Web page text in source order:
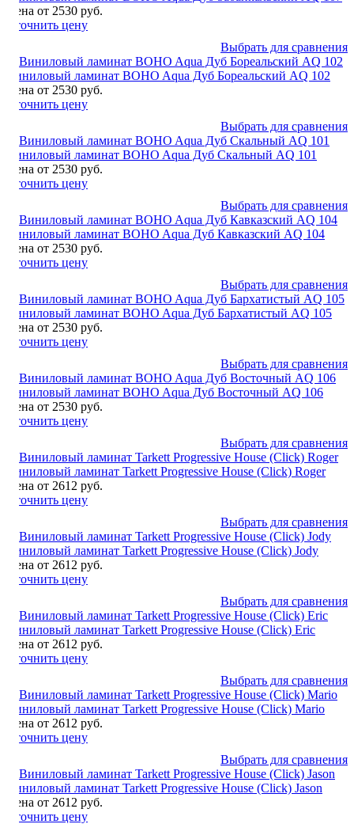
Цена от 2530 руб.
Уточнить цену
Выбрать для сравнения
Виниловый ламинат BOHO Aqua Дуб Бореальский AQ 102
Цена от 2530 руб.
Уточнить цену
Выбрать для сравнения
Виниловый ламинат BOHO Aqua Дуб Скальный AQ 101
Цена от 2530 руб.
Уточнить цену
Выбрать для сравнения
Виниловый ламинат BOHO Aqua Дуб Кавказский AQ 104
Цена от 2530 руб.
Уточнить цену
Выбрать для сравнения
Виниловый ламинат BOHO Aqua Дуб Бархатистый AQ 105
Цена от 2530 руб.
Уточнить цену
Выбрать для сравнения
Виниловый ламинат BOHO Aqua Дуб Восточный AQ 106
Цена от 2530 руб.
Уточнить цену
Выбрать для сравнения
Виниловый ламинат Tarkett Progressive House (Click) Roger
Цена от 2612 руб.
Уточнить цену
Выбрать для сравнения
Виниловый ламинат Tarkett Progressive House (Click) Jody
Цена от 2612 руб.
Уточнить цену
Выбрать для сравнения
Виниловый ламинат Tarkett Progressive House (Click) Eric
Цена от 2612 руб.
Уточнить цену
Выбрать для сравнения
Виниловый ламинат Tarkett Progressive House (Click) Mario
Цена от 2612 руб.
Уточнить цену
Выбрать для сравнения
Виниловый ламинат Tarkett Progressive House (Click) Jason
Цена от 2612 руб.
Уточнить цену